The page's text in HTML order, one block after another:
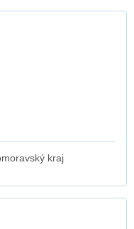
kraj